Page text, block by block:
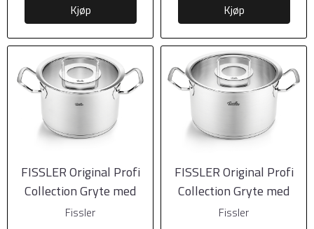
Kjøp Kjøp
FISSLER Original Profi
Collection Gryte med
glasslokk 20cm
Fissler
FISSLER Original Profi
Collection Gryte med
glasslokk 24cm
Fissler